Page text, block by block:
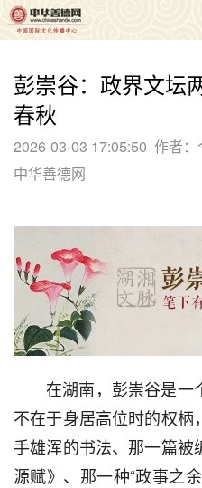
彭崇谷：政界文坛
春秋
2026-03-03 17:05:50 作者：
中华善德网
在湖南，彭崇谷是一
不在于身居高位时的权
手雄浑的书法、那一篇被
源赋》、那一种“政事之